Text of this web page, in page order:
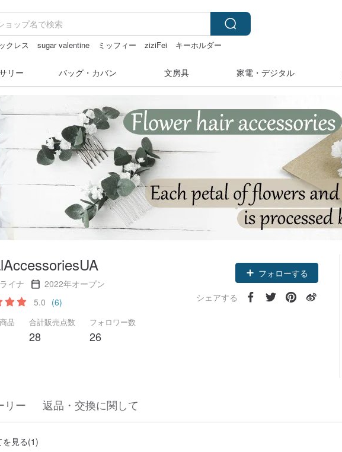
クレス sugar valentine ミッフィー ziziFei
キーホルダー
リー バッグ・カバン 文房具 家電・デジタル
イナ
2022年オープン
5.0 (6)
品 合計販売点数
28
フォロワー数
26
フォローする
シェアする
リー 返品・交換に関して
を見る(1)